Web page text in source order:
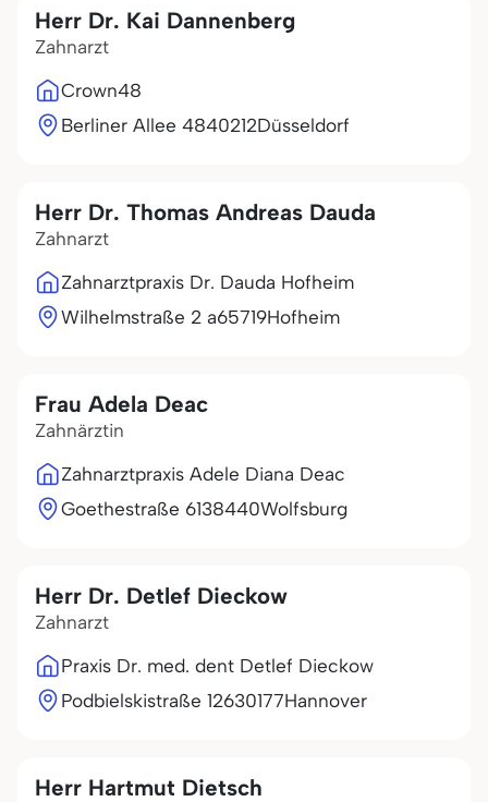
Herr Dr. Kai Dannenberg
Zahnarzt
Crown48
Berliner Allee 4840212Düsseldorf
Herr Dr. Thomas Andreas Dauda
Zahnarzt
Zahnarztpraxis Dr. Dauda Hofheim
Wilhelmstraße 2 a65719Hofheim
Frau Adela Deac
Zahnärztin
Zahnarztpraxis Adele Diana Deac
Goethestraße 6138440Wolfsburg
Herr Dr. Detlef Dieckow
Zahnarzt
Praxis Dr. med. dent Detlef Dieckow
Podbielskistraße 12630177Hannover
Herr Hartmut Dietsch